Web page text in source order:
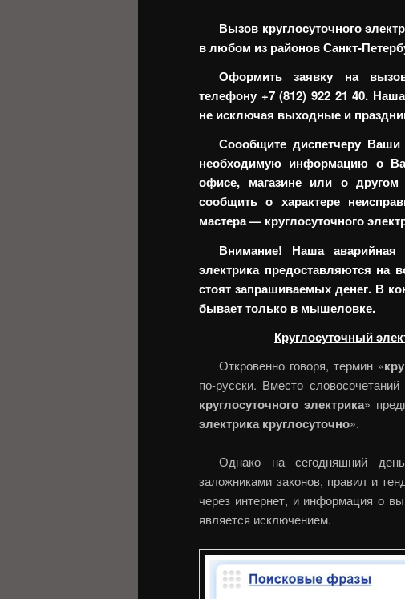
Вызов круглосуточного
в любом из районов Санкт-
Оформить заявку на
телефону +7 (812) 922 21 40.
не исключая выходные и
Соообщите диспетчеру
необходимую информацию о
офисе, магазине или о
сообщить о характере
мастера — круглосуточного
Внимание! Наша аварийная
электрика предоставляются на
стоят запрашиваемых денег. В
бывает только в мышеловке.
Круглосуточный
Откровенно говоря, термин «
по-русски. Вместо
круглосуточного электрика»
электрика круглосуточно».
Однако на сегодняшний
заложниками законов, правил и
через интернет, и информация о
является исключением.